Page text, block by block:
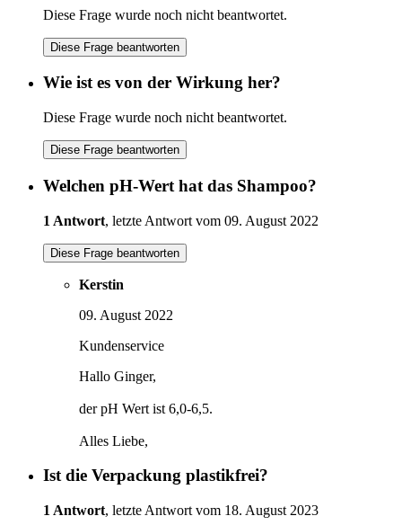
Diese Frage wurde noch nicht beantwortet.
Diese Frage beantworten
Wie ist es von der Wirkung her?
Diese Frage wurde noch nicht beantwortet.
Diese Frage beantworten
Welchen pH-Wert hat das Shampoo?
1 Antwort, letzte Antwort vom 09. August 2022
Diese Frage beantworten
Kerstin
09. August 2022
Kundenservice
Hallo Ginger,
der pH Wert ist 6,0-6,5.
Alles Liebe,
Ist die Verpackung plastikfrei?
1 Antwort, letzte Antwort vom 18. August 2023